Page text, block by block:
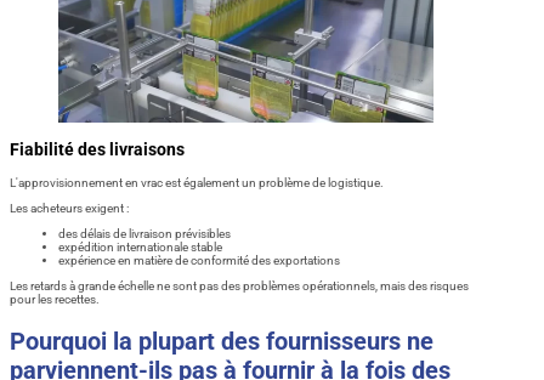
Fiabilité des livraisons
L'approvisionnement en vrac est également un problème de logistique.
Les acheteurs exigent :
des délais de livraison prévisibles
expédition internationale stable
expérience en matière de conformité des exportations
Les retards à grande échelle ne sont pas des problèmes opérationnels, mais des risques
pour les recettes.
Pourquoi la plupart des fournisseurs ne
parviennent-ils pas à fournir à la fois des